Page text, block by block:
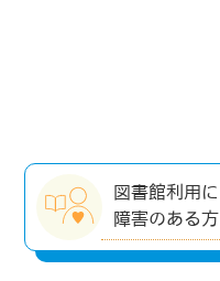
図書館利用に
障害のある